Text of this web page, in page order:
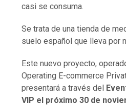
casi se consuma.
Se trata de una tienda de
suelo español que lleva por
Este nuevo proyecto,
Operating E-commerce
presentará a través del
VIP el próximo 30 de